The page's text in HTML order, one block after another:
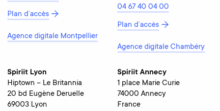
Plan d’accès
Agence digitale Montpellier
04 67 40 04 00
Plan d’accès
Agence digitale Chambéry
Spiriit Lyon
Hiptown – Le Britannia
20 bd Eugène Deruelle
69003 Lyon
Spiriit Annecy
1 place Marie Curie
74000 Annecy
France